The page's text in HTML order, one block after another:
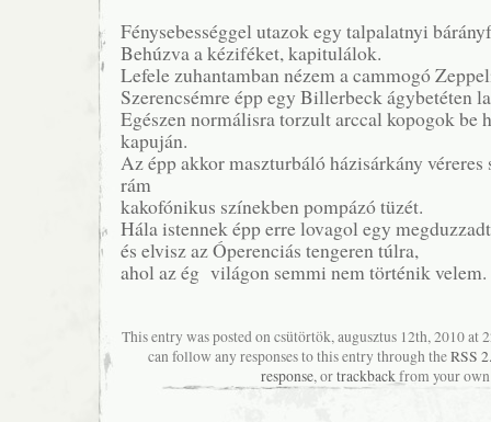
Fénysebességgel utazok egy talpalatnyi
Behúzva a kéziféket, kapitulálok.
Lefele zuhantamban nézem a cammogó
Szerencsémre épp egy Billerbeck ágybetéten
Egészen normálisra torzult arccal kopogok be
kapuján.
Az épp akkor maszturbáló házisárkány
rám
kakofónikus színekben pompázó tüzét.
Hála istennek épp erre lovagol egy
és elvisz az Óperenciás tengeren túlra,
ahol az ég világon semmi nem történik velem.
This entry was posted on csütörtök, augusztus 12th, 2010 at
can follow any responses to this entry through theRSS
response, ortrackbackfrom your